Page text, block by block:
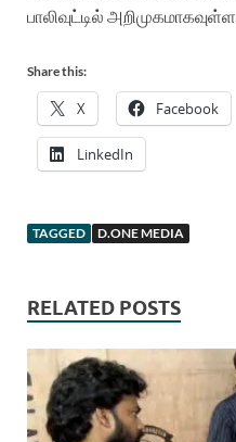
பாலிவுட்டில்
Share this:
X Facebook
LinkedIn
TAGGED D.ONE MEDIA
RELATED POSTS